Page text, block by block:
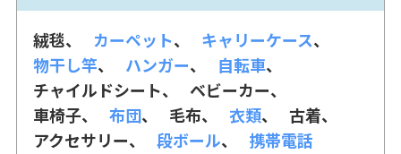
絨毯 カーペット
キャリーケース
物干し竿
ハンガー
自転車
チャイルドシート
ベビーカー
車椅子
布団 毛布 衣類
古着
アクセサリー
段ボール 携帯電話